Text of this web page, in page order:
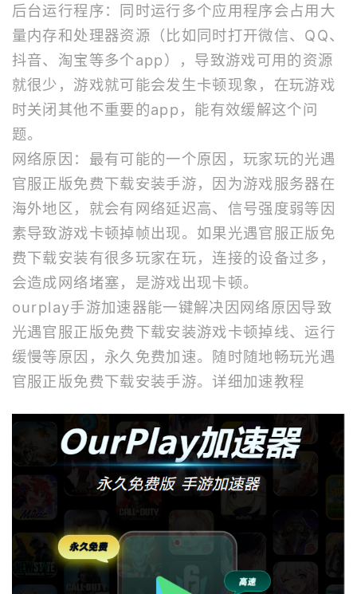
后台运行程序：同时运行多个应用程序会占用大
量内存和处理器资源（比如同时打开微信、QQ、
抖音、淘宝等多个app），导致游戏可用的资源
就很少，游戏就可能会发生卡顿现象，在玩游戏
时关闭其他不重要的app，能有效缓解这个问
题。
网络原因：最有可能的一个原因，玩家玩的光遇
官服正版免费下载安装手游，因为游戏服务器在
海外地区，就会有网络延迟高、信号强度弱等因
素导致游戏卡顿掉帧出现。如果光遇官服正版免
费下载安装有很多玩家在玩，连接的设备过多，
会造成网络堵塞，是游戏出现卡顿。
ourplay手游加速器能一键解决因网络原因导致
光遇官服正版免费下载安装游戏卡顿掉线、运行
缓慢等原因，永久免费加速。随时随地畅玩光遇
官服正版免费下载安装手游。详细加速教程